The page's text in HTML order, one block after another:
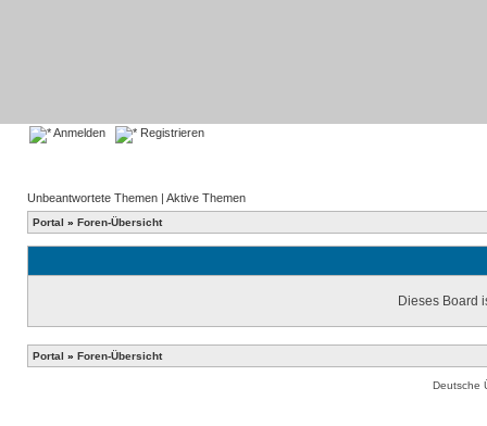
Anmelden Registrieren
Unbeantwortete Themen | Aktive Themen
Portal » Foren-Übersicht
Dieses Board
Portal » Foren-Übersicht
Deutsche